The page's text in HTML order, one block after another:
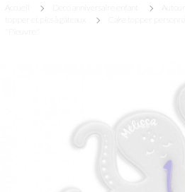
Accueil Deco anniversaire enfant
topper et pics à gâteaux
Cake topper
"Pieuvre"